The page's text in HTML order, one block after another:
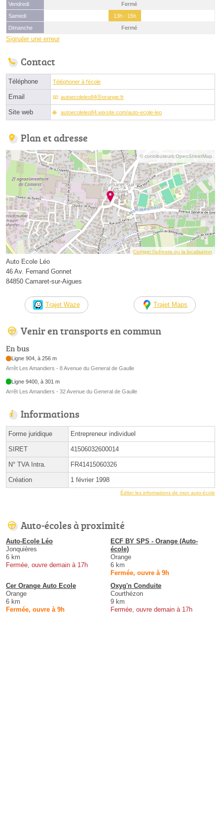
Vendredi
Fermé
Samedi
13h - 15h
Dimanche
Fermé
Signaler une erreur
Contact
Téléphone Téléphoner à l'école
Email autoecoleleo84ⓐorange.fr
Site web autoecoleleo84.wixsite.com/auto-ecole-leo
Plan et adresse
© contributeurs OpenStreetMap
Corriger l’adresse ou la localisation
Auto Ecole Léo
46 Av. Fernand Gonnet
84850 Camaret-sur-Aigues
Trajet Waze Trajet Maps
Venir en transports en commun
En bus
Ligne 904, à 256 m
Arrêt Les Amandiers - 8 Avenue du General de Gaulle
Ligne 9400, à 301 m
Arrêt Les Amandiers - 32 Avenue du General de Gaulle
Informations
Forme juridique Entrepreneur individuel
SIRET 41506032600014
N° TVA Intra. FR41415060326
Création 1 février 1998
Éditer les informations de mon auto-école
Auto-écoles à proximité
Auto-Ecole Léo
Jonquières
6 km
Fermée, ouvre demain à 17h
ECF BY SPS - Orange (Auto-
école)
Orange
6 km
Fermée, ouvre à 9h
Cer Orange Auto Ecole
Orange
6 km
Fermée, ouvre à 9h
Oxyg'n Conduite
Courthézon
9 km
Fermée, ouvre demain à 17h